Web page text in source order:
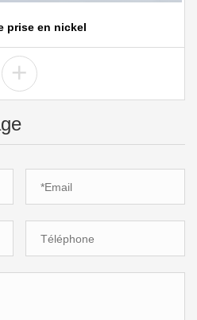
prise en nickel
+